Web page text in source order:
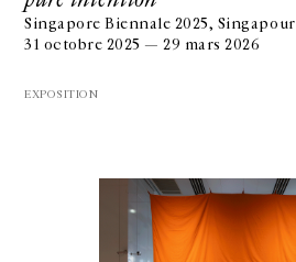
Singapore Biennale 2025, Singapour
31 octobre 2025 — 29 mars 2026
EXPOSITION